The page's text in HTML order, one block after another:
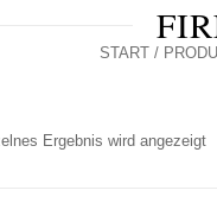
START /
Ergebnis wird angezeigt